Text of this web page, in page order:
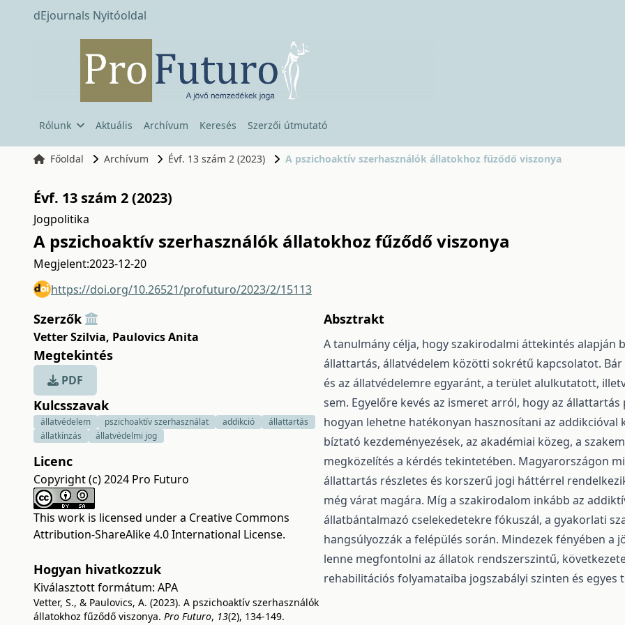
dEjournals Nyitóoldal
Rólunk Aktuális Archívum Keresés Szerzői útmutató
Főoldal Archívum Évf. 13 szám 2 (2023) A pszichoaktív szerhasználók állatokhoz fűződő viszonya
Évf. 13 szám 2 (2023)
Jogpolitika
A pszichoaktív szerhasználók állatokhoz fűződő viszonya
Megjelent:2023-12-20
https://doi.org/10.26521/profuturo/2023/2/15113
Szerzők
Vetter Szilvia, Paulovics Anita
Megtekintés
PDF
Kulcsszavak
állatvédelem pszichoaktív szerhasználat addikció
állattartás
állatkínzás
állatvédelmi jog
Licenc
Copyright (c) 2024 Pro Futuro
This work is licensed under a Creative Commons
Attribution-ShareAlike 4.0 International License.
Hogyan hivatkozzuk
Kiválasztott formátum: APA
Vetter, S., & Paulovics, A. (2023). A pszichoaktív szerhasználók
állatokhoz fűződő viszonya. Pro Futuro, 13(2), 134-149.
Absztrakt
A tanulmány célja, hogy szakirodalmi áttekintés alapján
állattartás, állatvédelem közötti sokrétű kapcsolatot.
és az állatvédelemre egyaránt, a terület alulkutatott,
sem. Egyelőre kevés az ismeret arról, hogy az
hogyan lehetne hatékonyan hasznosítani az
bíztató kezdeményezések, az akadémiai közeg, a
megközelítés a kérdés tekintetében. Magyarországon
állattartás részletes és korszerű jogi háttérrel
még várat magára. Míg a szakirodalom inkább az
állatbántalmazó cselekedetekre fókuszál, a gyakorlati
hangsúlyozzák a felépülés során. Mindezek fényében a
lenne megfontolni az állatok rendszerszintű,
rehabilitációs folyamataiba jogszabályi szinten és